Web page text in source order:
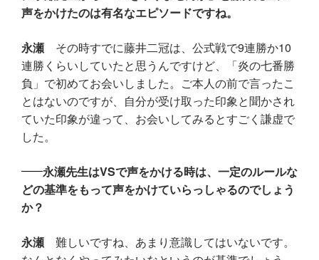
声をかけたのは有名なエピソードですね。
永瀬 その時すでに藤井二冠は、公式戦で9連勝か10
連勝くらいしていたと思うんですけど、「炎の七番勝
負」で初めてお会いしました。ご本人の前で言ったこ
とはないのですが、自分が受け取った印象と聞かされ
ていた印象が違って、お会いしてみるとすごく謙虚で
した。
永瀬先生はVSで声をかける時は、一定のルールな
どの基準をもって声をかけていらっしゃるのでしょう
か？
永瀬 難しいですね、あまり意識してはいないです。